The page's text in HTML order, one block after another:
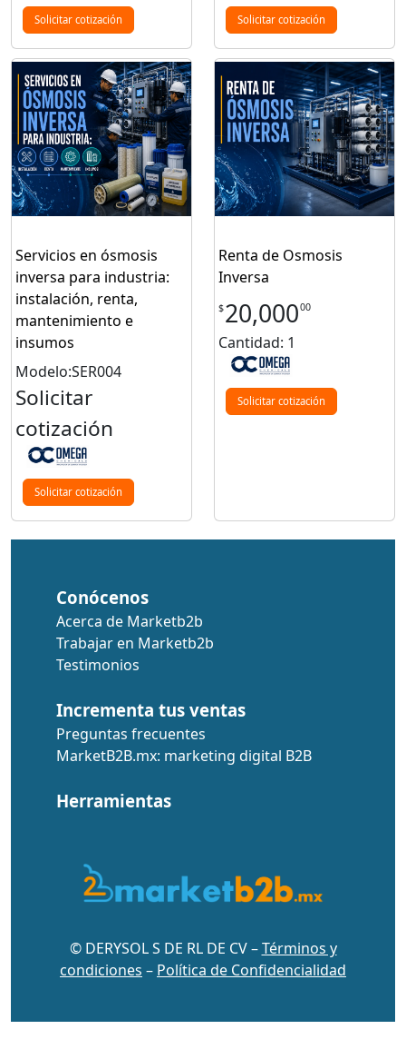
Solicitar cotización Solicitar cotización
Servicios en ósmosis
inversa para industria:
instalación, renta,
mantenimiento e
insumos
Modelo:SER004
Solicitar
cotización
Solicitar cotización
Renta de Osmosis
Inversa
$20,00000
Cantidad: 1
Solicitar cotización
Conócenos
Acerca de Marketb2b
Trabajar en Marketb2b
Testimonios
Incrementa tus ventas
Preguntas frecuentes
MarketB2B.mx: marketing digital B2B
Herramientas
© DERYSOL S DE RL DE CV –Términos y
condiciones – Política de Confidencialidad